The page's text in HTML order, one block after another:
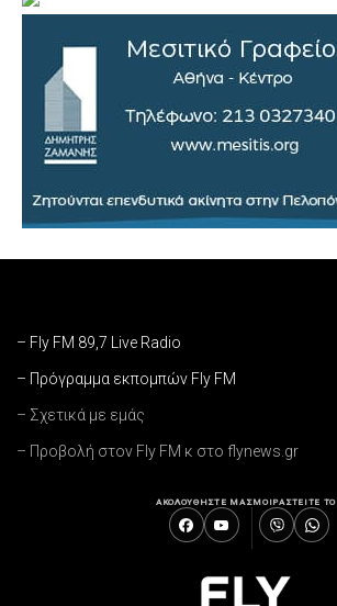
– Fly FM 89,7 Live Radio
– Πρόγραμμα εκπομπών Fly FM
– Σχετικά με εμάς
– Προβολή στον Fly FM κ στο flynews.gr
ΑΚΟΛΟΥΘΗΣΤΕ ΜΑΣΜΟΙΡΑΣΤΕΙΤΕ ΤΟ